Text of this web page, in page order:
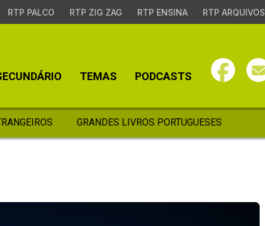
RTP PALCO RTP ZIG ZAG RTP ENSINA RTP ARQUIVOS
TEMAS PODCASTS
GRANDES LIVROS PORTUGUESES